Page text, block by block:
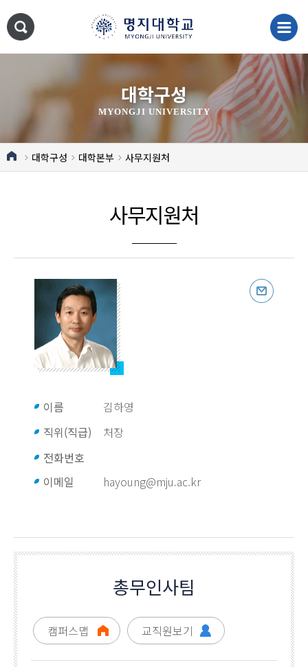
대학구성
MYONGJI UNIVERSITY
대학구성 대학본부 사무지원처
사무지원처
이름
김하영
직위(직급)
처장
전화번호
이메일
hayoung@mju.ac.kr
총무인사팀
캠퍼스맵 교직원보기